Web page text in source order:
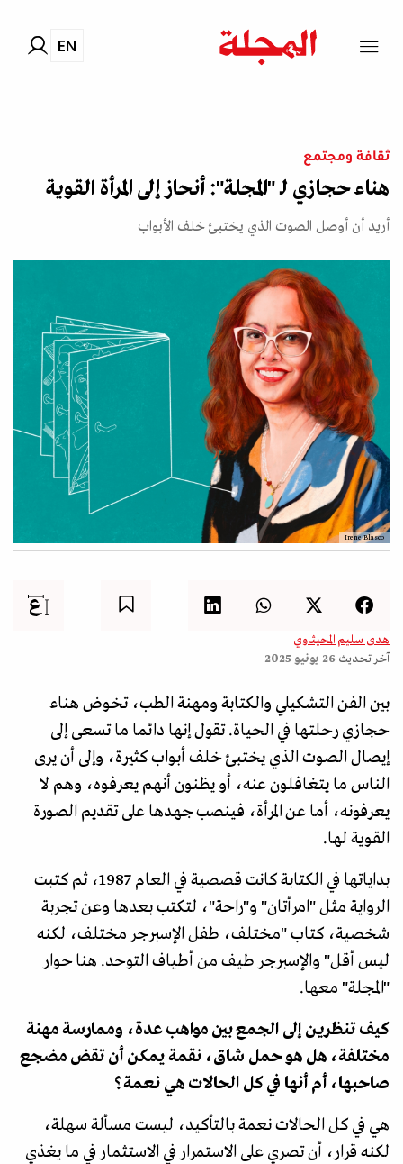
EN
ثقافة ومجتمع
هناء حجازي لـ "المجلة": أنحاز إلى المرأة القوية
أريد أن أوصل الصوت الذي يختبئ خلف الأبواب
Irene Blasco
هدى سليم المحيثاوي
آخر تحديث 26 يونيو 2025
بين الفن التشكيلي والكتابة ومهنة الطب، تخوض هناء
حجازي رحلتها في الحياة. تقول إنها دائما ما تسعى إلى
إيصال الصوت الذي يختبئ خلف أبواب كثيرة، وإلى أن يرى
الناس ما يتغافلون عنه، أو يظنون أنهم يعرفوه، وهم لا
يعرفونه، أما عن المرأة، فينصب جهدها على تقديم الصورة
القوية لها.
بداياتها في الكتابة كانت قصصية في العام 1987، ثم كتبت
الرواية مثل "امرأتان" و"راحة"، لتكتب بعدها وعن تجربة
شخصية، كتاب "مختلف، طفل الإسبرجر مختلف، لكنه
ليس أقل" والإسبرجر طيف من أطياف التوحد. هنا حوار
"المجلة" معها.
كيف تنظرين إلى الجمع بين مواهب عدة، وممارسة مهنة
مختلفة، هل هو حمل شاق، نقمة يمكن أن تقض مضجع
صاحبها، أم أنها في كل الحالات هي نعمة؟
هي في كل الحالات نعمة بالتأكيد، ليست مسألة سهلة،
لكنه قرار، أن تصري على الاستمرار في الاستثمار في ما يغذي